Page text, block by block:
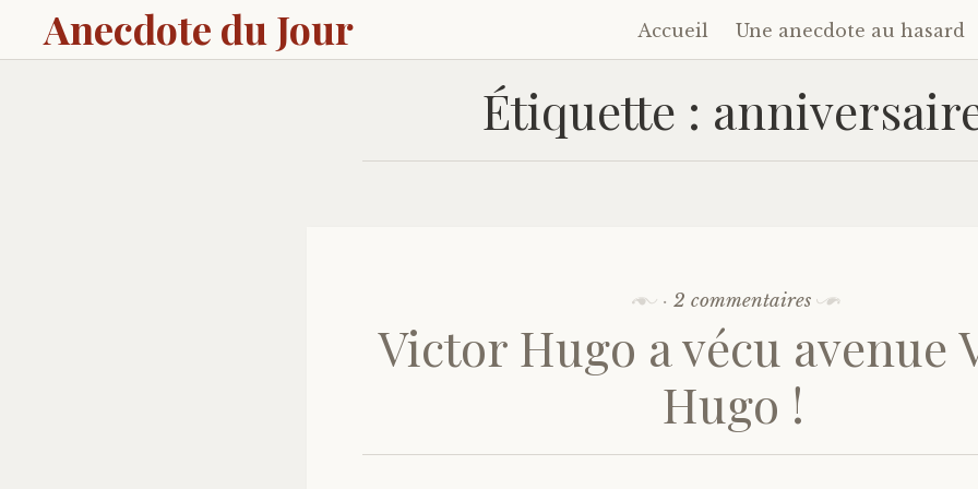
Anecdote du Jour
Accéder
au
contenu
principal
Accueil Une anecdote au hasard
Étiquette :
·2 commentaires
Victor Hugo a vécu avenue
Hugo !